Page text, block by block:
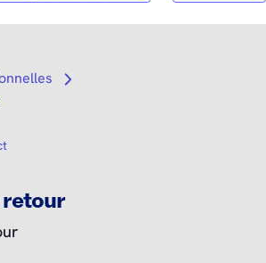
Open submenu
retour